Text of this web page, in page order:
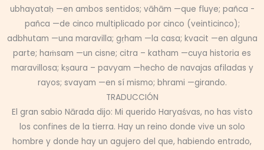
ubhayataḥ —en ambos sentidos; vāhām —que fluye; pañca -
pañca —de cinco multiplicado por cinco (veinticinco);
adbhutam —una maravilla; gṛham —la casa; kvacit —en alguna
parte; haṁsam —un cisne; citra – katham —cuya historia es
maravillosa; kṣaura – pavyam —hecho de navajas afiladas y
rayos; svayam —en sí mismo; bhrami —girando.
TRADUCCIÓN
El gran sabio Nārada dijo: Mi querido Haryaśvas, no has visto
los confines de la tierra. Hay un reino donde vive un solo
hombre y donde hay un agujero del que, habiendo entrado,